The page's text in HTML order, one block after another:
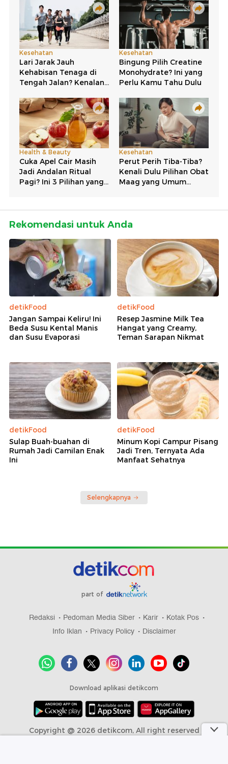
Rekomendasi untuk Anda
detikFood
Jangan Sampai Keliru! Ini
Beda Susu Kental Manis
dan Susu Evaporasi
detikFood
Resep Jasmine Milk Tea
Hangat yang Creamy,
Teman Sarapan Nikmat
detikFood
Sulap Buah-buahan di
Rumah Jadi Camilan Enak
Ini
detikFood
Minum Kopi Campur Pisang
Jadi Tren, Ternyata Ada
Manfaat Sehatnya
Selengkapnya
part of
Redaksi Pedoman Media Siber Karir
Kotak Pos
Info Iklan
Privacy Policy Disclaimer
Download aplikasi detikcom
Copyright @ 2026 detikcom, All right reserved